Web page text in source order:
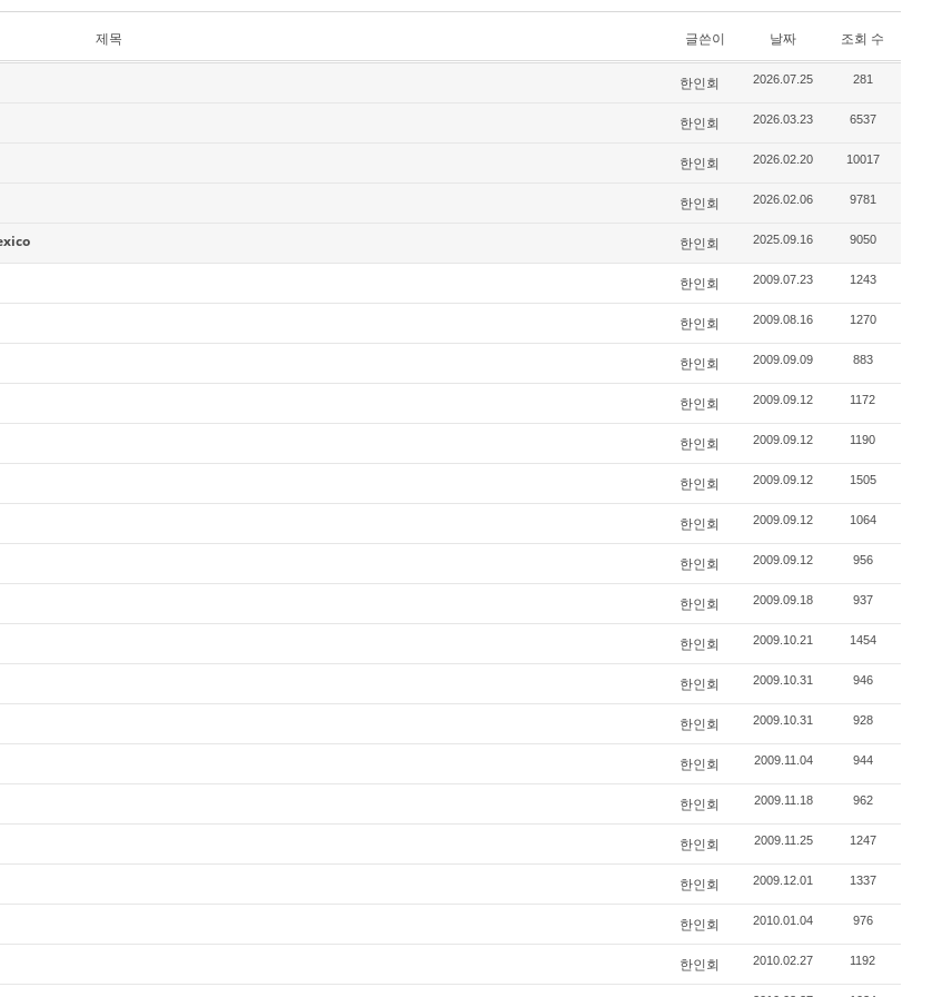
제목 글쓴이 날짜 조회 수
한인회 2026.07.25 281
한인회 2026.03.23 6537
한인회 2026.02.20 10017
한인회 2026.02.06 9781
한인회 2025.09.16 9050
한인회 2009.07.23 1243
한인회 2009.08.16 1270
한인회 2009.09.09 883
한인회 2009.09.12 1172
한인회 2009.09.12 1190
한인회 2009.09.12 1505
한인회 2009.09.12 1064
한인회 2009.09.12 956
한인회 2009.09.18 937
한인회 2009.10.21 1454
한인회 2009.10.31 946
한인회 2009.10.31 928
한인회 2009.11.04 944
한인회 2009.11.18 962
한인회 2009.11.25 1247
한인회 2009.12.01 1337
한인회 2010.01.04 976
한인회 2010.02.27 1192